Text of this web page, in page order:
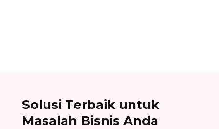
Solusi Terbaik untuk
Masalah Bisnis Anda